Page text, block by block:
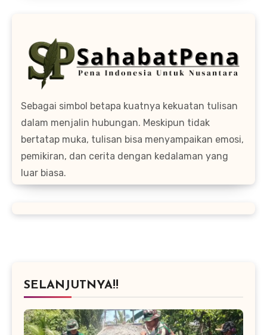
Sebagai simbol betapa kuatnya kekuatan tulisan
dalam menjalin hubungan. Meskipun tidak
bertatap muka, tulisan bisa menyampaikan emosi,
pemikiran, dan cerita dengan kedalaman yang
luar biasa.
SELANJUTNYA!!